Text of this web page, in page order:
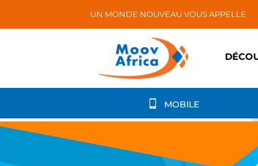
UN MONDE NOUVEAU VOUS APPELLE
MOBILE